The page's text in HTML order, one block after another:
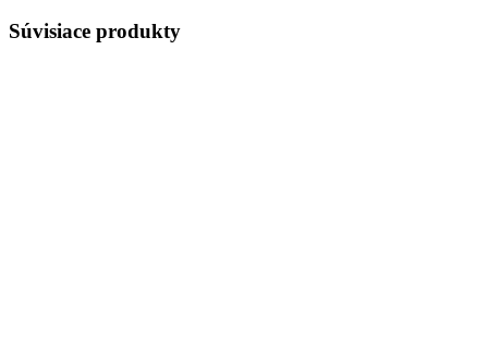
Súvisiace produkty